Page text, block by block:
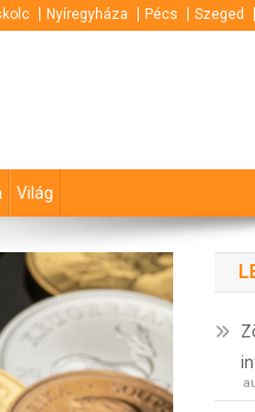
Nyíregyháza Pécs Szeged
Világ